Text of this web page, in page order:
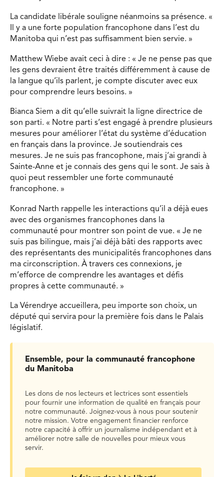
La candidate libérale souligne néanmoins sa présence. «
Il y a une forte population francophone dans l’est du
Manitoba qui n’est pas suffisamment bien servie. »
Matthew Wiebe avait ceci à dire : « Je ne pense pas que
les gens devraient être traités différemment à cause de
la langue qu’ils parlent, je compte discuter avec eux
pour comprendre leurs besoins. »
Bianca Siem a dit qu’elle suivrait la ligne directrice de
son parti. « Notre parti s’est engagé à prendre plusieurs
mesures pour améliorer l’état du système d’éducation
en français dans la province. Je soutiendrais ces
mesures. Je ne suis pas francophone, mais j’ai grandi à
Sainte-Anne et je connais des gens qui le sont. Je sais à
quoi peut ressembler une forte communauté
francophone. »
Konrad Narth rappelle les interactions qu’il a déjà eues
avec des organismes francophones dans la
communauté pour montrer son point de vue. « Je ne
suis pas bilingue, mais j’ai déjà bâti des rapports avec
des représentants des municipalités francophones dans
ma circonscription. À travers ces connexions, je
m’efforce de comprendre les avantages et défis
propres à cette communauté. »
La Vérendrye accueillera, peu importe son choix, un
député qui servira pour la première fois dans le Palais
législatif.
Ensemble, pour la communauté francophone
du Manitoba
Les dons de nos lecteurs et lectrices sont essentiels
pour fournir une information de qualité en français pour
notre communauté. Joignez-vous à nous pour soutenir
notre mission. Votre engagement financier renforce
notre capacité à offrir un journalisme indépendant et à
améliorer notre salle de nouvelles pour mieux vous
servir.